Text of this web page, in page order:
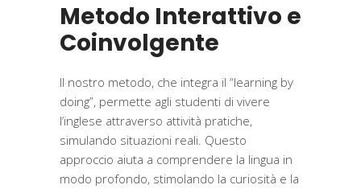
Metodo Interattivo e
Coinvolgente
Il nostro metodo, che integra il “learning by
doing”, permette agli studenti di vivere
l’inglese attraverso attività pratiche,
simulando situazioni reali. Questo
approccio aiuta a comprendere la lingua in
modo profondo, stimolando la curiosità e la